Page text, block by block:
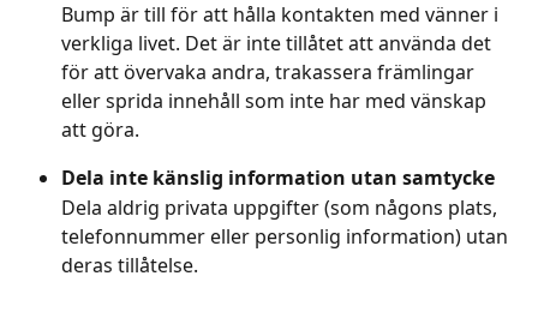
Bump är till för att hålla kontakten med vänner i
verkliga livet. Det är inte tillåtet att använda det
för att övervaka andra, trakassera främlingar
eller sprida innehåll som inte har med vänskap
att göra.
Dela inte känslig information utan samtycke
Dela aldrig privata uppgifter (som någons plats,
telefonnummer eller personlig information) utan
deras tillåtelse.